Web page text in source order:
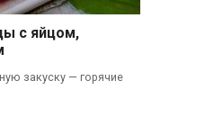
с яйцом,
закуску — горячие